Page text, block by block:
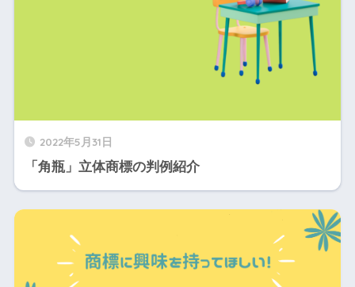
2022年5月31日
「角瓶」立体商標の判例紹介